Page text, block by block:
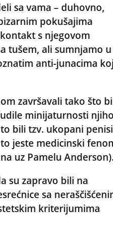
sa vama – duhovno,
pokušajima
s njegovom
tušem, ali sumnjamo u
anti-junacima
završavali tako što bi
minijaturnosti
bili tzv. ukopani penisi
jeste medicinski
uz Pamelu Anderson).
su zapravo bili na
sa
kriterijumima